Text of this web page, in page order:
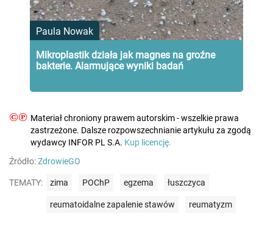
Paula Nowak
Mikroplastik działa jak magnes na groźne
bakterie. Alarmujące wyniki badań
©℗ Materiał chroniony prawem autorskim - wszelkie prawa
zastrzeżone. Dalsze rozpowszechnianie artykułu za zgodą
wydawcy INFOR PL S.A. Kup licencję.
Źródło:ZdrowieGO
TEMATY: zima POChP egzema łuszczyca
reumatoidalne zapalenie stawów reumatyzm